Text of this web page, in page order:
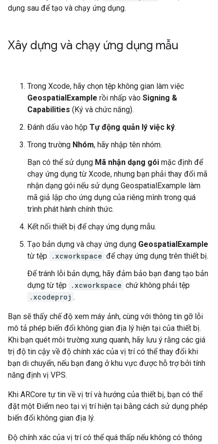
dụng sau để tạo và chạy ứng dụng.
Xây dựng và chạy ứng dụng mẫu
Trong Xcode, hãy chọn tệp không gian làm việc
GeospatialExample rồi nhấp vào Signing &
Capabilities (Ký và chức năng).
Đánh dấu vào hộp Tự động quản lý việc ký.
Trong trường Nhóm, hãy nhập tên nhóm.
Bạn có thể sử dụng Mã nhận dạng gói mặc định để
chạy ứng dụng từ Xcode, nhưng bạn phải thay đổi mã
nhận dạng gói nếu sử dụng GeospatialExample làm
mã giả lập cho ứng dụng của riêng mình trong quá
trình phát hành chính thức.
Kết nối thiết bị để chạy ứng dụng mẫu.
Tạo bản dựng và chạy ứng dụng GeospatialExample
từ tệp
.xcworkspace để chạy ứng dụng trên thiết bị.
Để tránh lỗi bản dựng, hãy đảm bảo bạn đang tạo bản
dựng từ tệp
.xcworkspace chứ không phải tệp
.xcodeproj .
Bạn sẽ thấy chế độ xem máy ảnh, cùng với thông tin gỡ lỗi
mô tả phép biến đổi không gian địa lý hiện tại của thiết bị.
Khi bạn quét môi trường xung quanh, hãy lưu ý rằng các giá
trị độ tin cậy về độ chính xác của vị trí có thể thay đổi khi
bạn di chuyển, nếu bạn đang ở khu vực được hỗ trợ bởi tính
năng định vị VPS.
Khi ARCore tự tin về vị trí và hướng của thiết bị, bạn có thể
đặt một Điểm neo tại vị trí hiện tại bằng cách sử dụng phép
biến đổi không gian địa lý.
Độ chính xác của vị trí có thể quá thấp nếu không có thông